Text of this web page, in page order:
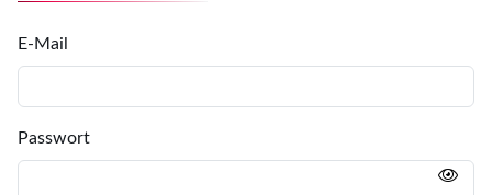
E-Mail
Passwort